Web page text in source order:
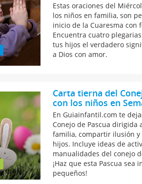
Estas oraciones del
los niños en familia, son
inicio de la Cuaresma con
Encuentra cuatro
tus hijos el verdadero
a Dios con amor.
Carta tierna del
con los niños en
En Guiainfantil.com te
Conejo de Pascua dirigida
familia, compartir ilusión
hijos. Incluye ideas de
manualidades del conejo
¡Haz que esta Pascua sea
pequeños!